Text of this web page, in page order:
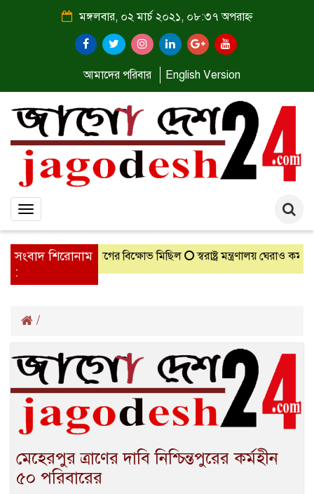
মঙ্গলবার, ০২ মার্চ ২০২১, ০৮:৩৭ অপরাহ্ন
আমাদের পরিবার English Version
Toggle
navigation
সংবাদ শিরোনাম
:
গাংনীতে ছাত্রলীগের বিক্ষোভ মিছিল স্বরাষ্ট্র মন্ত্রণালয় ঘেরাও
/
মেহেরপুর ত্রাণের দাবি নিশ্চিন্তপুরের কর্মহীন
৫০ পরিবারের